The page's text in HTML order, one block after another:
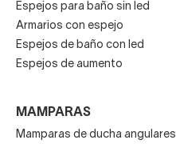
Espejos para baño sin led
Armarios con espejo
Espejos de baño con led
Espejos de aumento
MAMPARAS
Mamparas de ducha angulares